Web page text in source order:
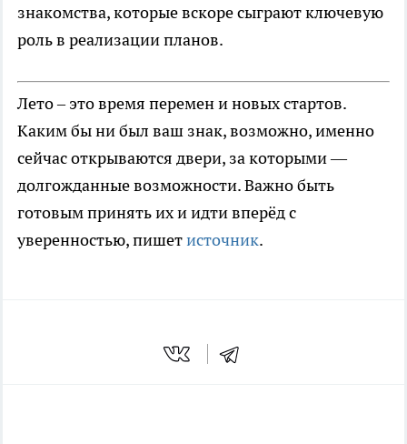
знакомства, которые вскоре сыграют ключевую
роль в реализации планов.
Лето – это время перемен и новых стартов.
Каким бы ни был ваш знак, возможно, именно
сейчас открываются двери, за которыми —
долгожданные возможности. Важно быть
готовым принять их и идти вперёд с
уверенностью, пишетисточник.